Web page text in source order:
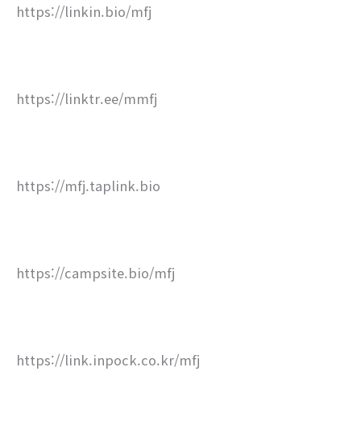
https://linkin.bio/mfj
https://linktr.ee/mmfj
https://mfj.taplink.bio
https://campsite.bio/mfj
https://link.inpock.co.kr/mfj